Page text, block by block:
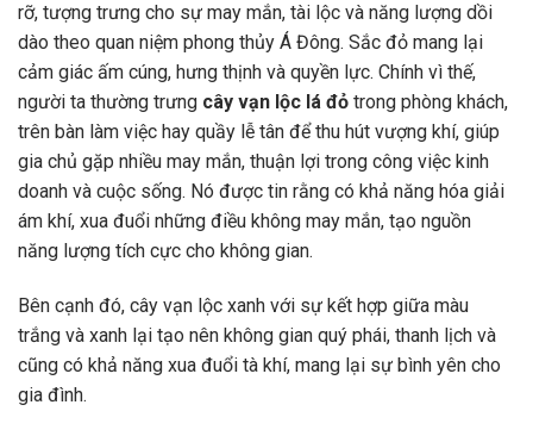
rỡ, tượng trưng cho sự may mắn, tài lộc và năng lượng dồi
dào theo quan niệm phong thủy Á Đông. Sắc đỏ mang lại
cảm giác ấm cúng, hưng thịnh và quyền lực. Chính vì thế,
người ta thường trưng cây vạn lộc lá đỏ trong phòng khách,
trên bàn làm việc hay quầy lễ tân để thu hút vượng khí, giúp
gia chủ gặp nhiều may mắn, thuận lợi trong công việc kinh
doanh và cuộc sống. Nó được tin rằng có khả năng hóa giải
ám khí, xua đuổi những điều không may mắn, tạo nguồn
năng lượng tích cực cho không gian.
Bên cạnh đó, cây vạn lộc xanh với sự kết hợp giữa màu
trắng và xanh lại tạo nên không gian quý phái, thanh lịch và
cũng có khả năng xua đuổi tà khí, mang lại sự bình yên cho
gia đình.